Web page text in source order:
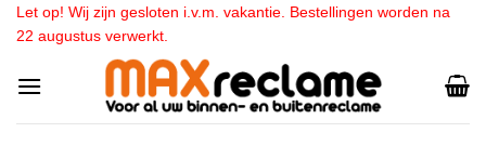
Ga
naar
Let op! Wij zijn gesloten i.v.m. vakantie. Bestellingen worden na
22 augustus verwerkt.